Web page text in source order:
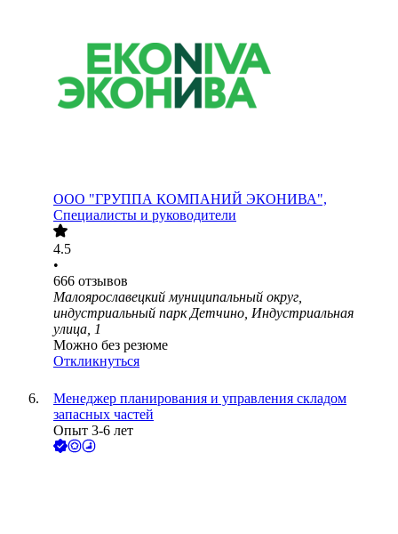
ООО "ГРУППА КОМПАНИЙ ЭКОНИВА",
Специалисты и руководители
4.5
•
666 отзывов
Малоярославецкий муниципальный округ,
индустриальный парк Детчино, Индустриальная
улица, 1
Можно без резюме
Откликнуться
Менеджер планирования и управления складом
запасных частей
Опыт 3-6 лет